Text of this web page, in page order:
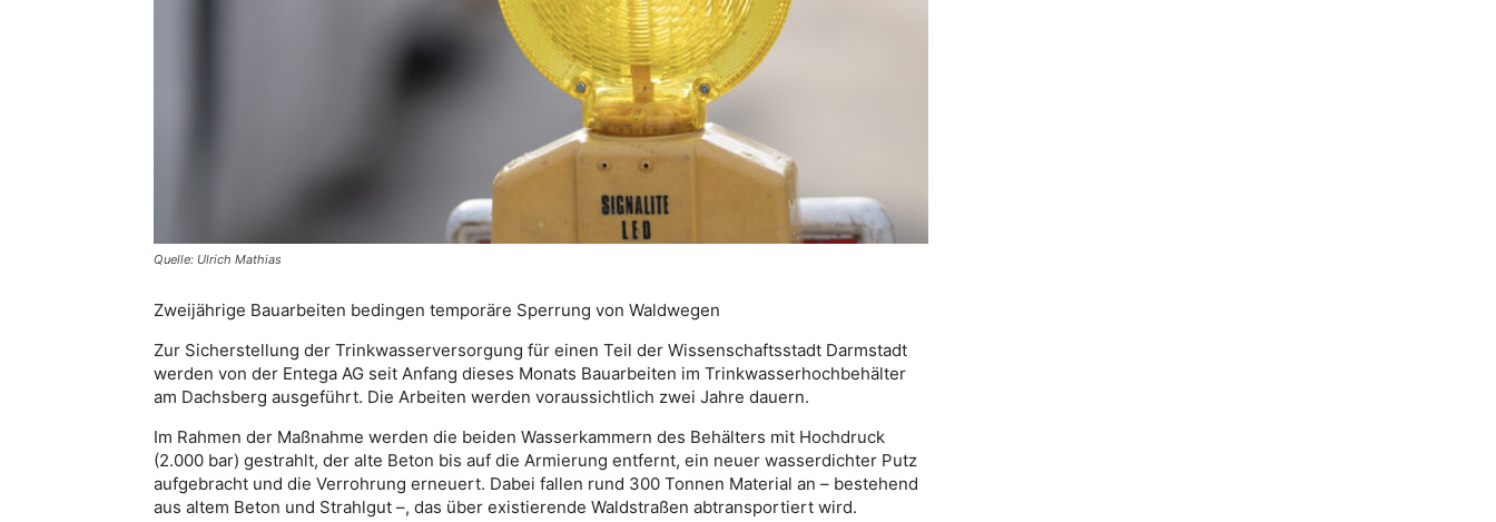
Quelle: Ulrich Mathias
Zweijährige Bauarbeiten bedingen temporäre Sperrung von Waldwegen
Zur Sicherstellung der Trinkwasserversorgung für einen Teil der Wissenschaftsstadt Darmstadt
werden von der Entega AG seit Anfang dieses Monats Bauarbeiten im Trinkwasserhochbehälter
am Dachsberg ausgeführt. Die Arbeiten werden voraussichtlich zwei Jahre dauern.
Im Rahmen der Maßnahme werden die beiden Wasserkammern des Behälters mit Hochdruck
(2.000 bar) gestrahlt, der alte Beton bis auf die Armierung entfernt, ein neuer wasserdichter Putz
aufgebracht und die Verrohrung erneuert. Dabei fallen rund 300 Tonnen Material an – bestehend
aus altem Beton und Strahlgut –, das über existierende Waldstraßen abtransportiert wird.